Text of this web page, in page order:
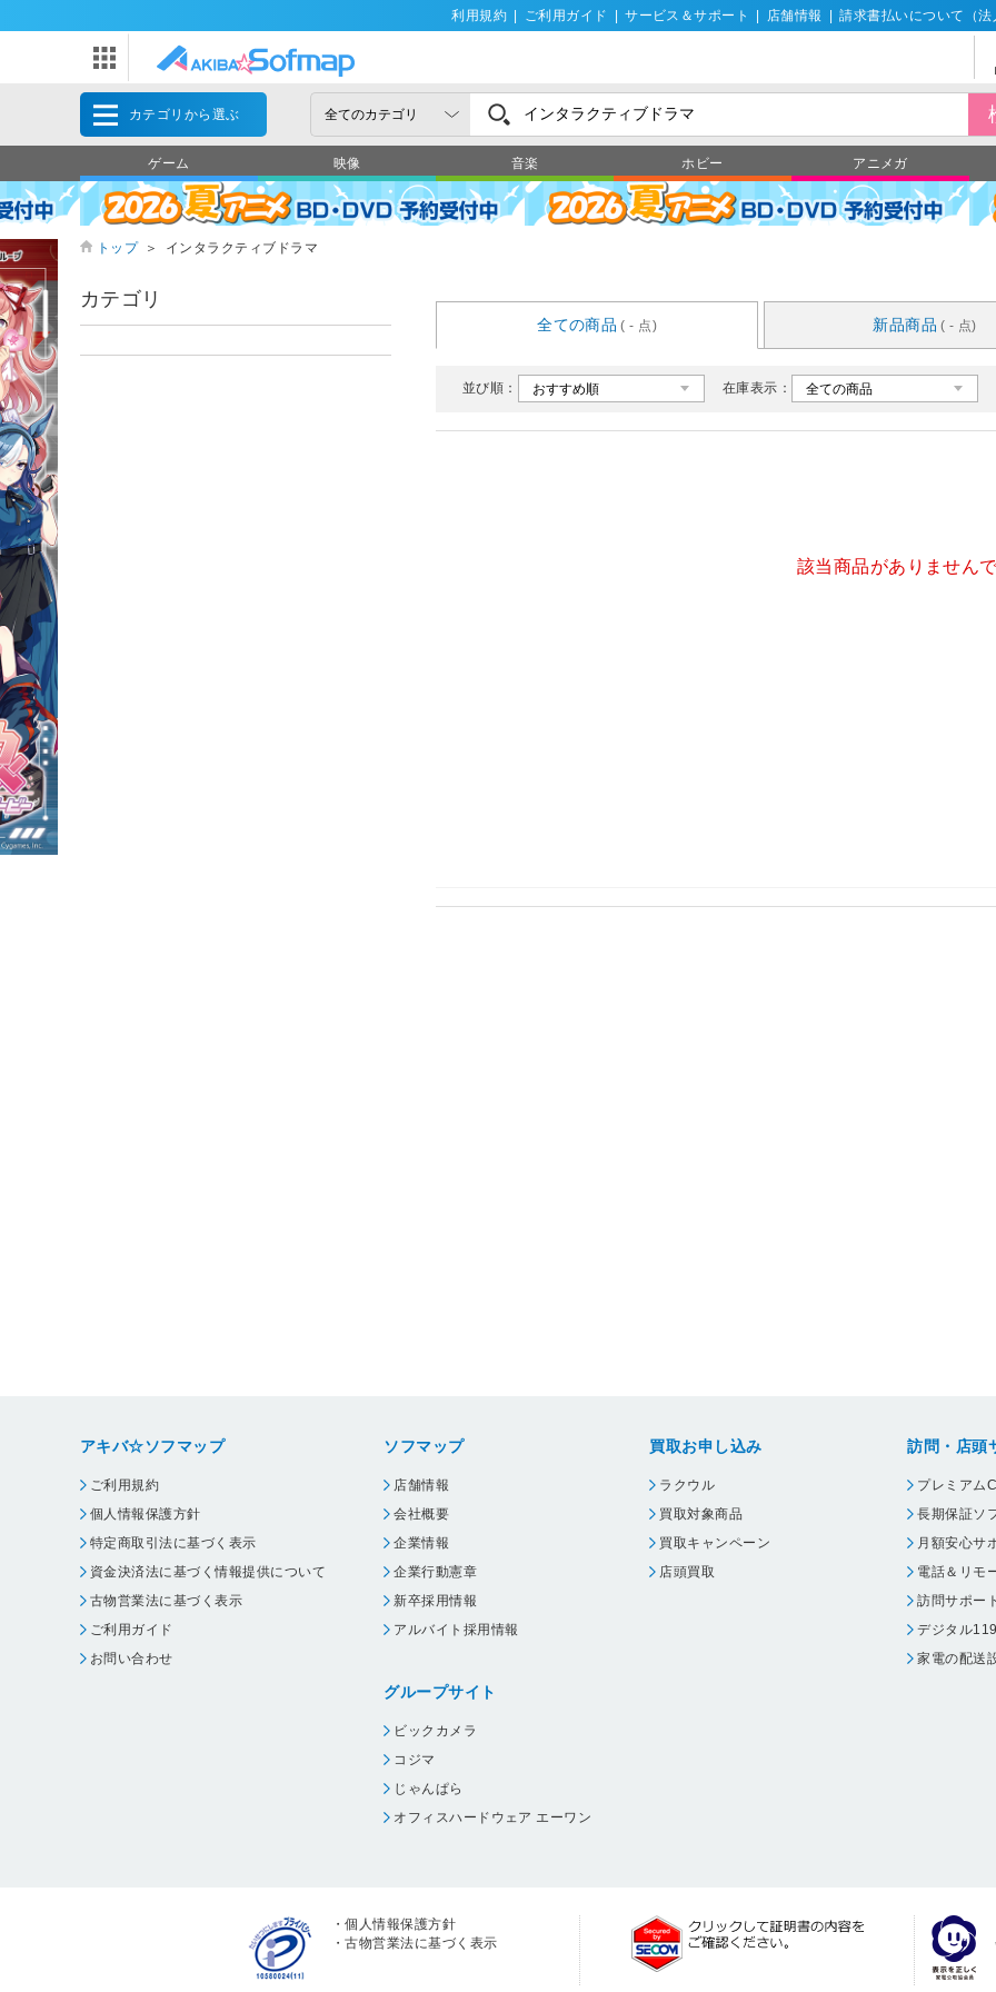
利用規約 ご利用ガイド サービス＆サポート 店舗情報 請求書払いについて（法
カテゴリから選ぶ
ゲーム 映像 音楽 ホビー アニメガ
トップ ＞ インタラクティブドラマ
全ての商品 ( - 点) 新品商品 ( - 点)
並び順： 在庫表示：
該当商品がありません
カテゴリ
アキバ☆ソフマップ
ご利用規約
個人情報保護方針
特定商取引法に基づく表示
資金決済法に基づく情報提供について
古物営業法に基づく表示
ご利用ガイド
お問い合わせ
ソフマップ
店舗情報
会社概要
企業情報
企業行動憲章
新卒採用情報
アルバイト採用情報
グループサイト
ビックカメラ
コジマ
じゃんぱら
オフィスハードウェア エーワン
買取お申し込み
ラクウル
買取対象商品
買取キャンペーン
店頭買取
訪問・店頭
プレミアム
長期保証ソ
月額安心サ
電話＆リモ
訪問サポー
デジタル
家電の配送
・個人情報保護方針
・古物営業法に基づく表示